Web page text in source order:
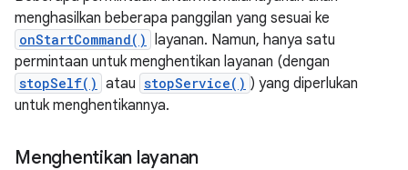
menghasilkan beberapa panggilan yang sesuai ke
onStartCommand() layanan. Namun, hanya satu
permintaan untuk menghentikan layanan (dengan
stopSelf() atau stopService() ) yang diperlukan
untuk menghentikannya.
Menghentikan layanan